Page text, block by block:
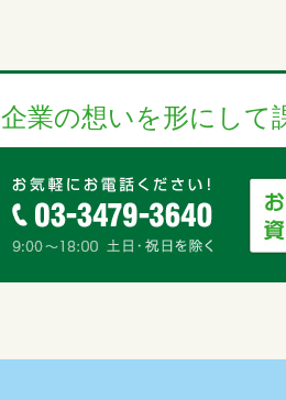
企業の想いを形にして